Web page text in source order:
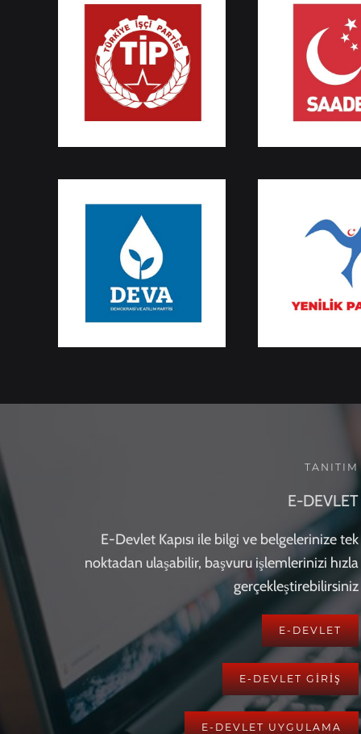
TANITIM
E-DEVLET
E-Devlet Kapısı ile bilgi ve belgelerinize tek
noktadan ulaşabilir, başvuru işlemlerinizi hızla
gerçekleştirebilirsiniz
E-DEVLET
E-DEVLET GİRİŞ
E-DEVLET UYGULAMA